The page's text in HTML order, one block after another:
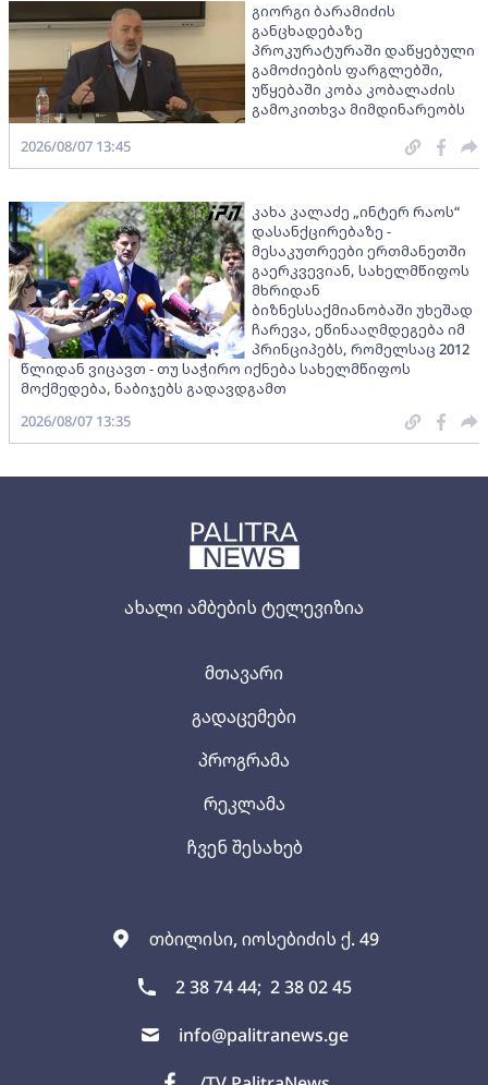
ახალი ამბების ტელევიზია
თბილისი, იოსებიძის ქ. 49
2 38 74 44; 2 38 02 45
info@palitranews.ge
მთავარი
გადაცემები
პროგრამა
რეკლამა
ჩვენ შესახებ
გიორგი ბარამიძის
განცხადებაზე
პროკურატურაში დაწყებული
გამოძიების ფარგლებში,
უწყებაში კობა კობალაძის
გამოკითხვა მიმდინარეობს
2026/08/07 13:45
კახა კალაძე „ინტერ რაოს“
დასანქცირებაზე -
მესაკუთრეები ერთმანეთში
გაერკვევიან, სახელმწიფოს
მხრიდან
ბიზნესსაქმიანობაში უხეშად
ჩარევა, ეწინააღმდეგება იმ
პრინციპებს, რომელსაც 2012
წლიდან ვიცავთ - თუ საჭირო იქნება სახელმწიფოს
მოქმედება, ნაბიჯებს გადავდგამთ
2026/08/07 13:35